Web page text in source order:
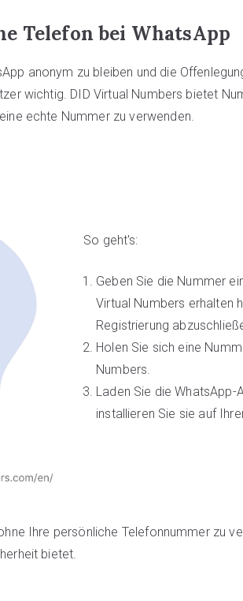
Telefon bei WhatsApp
anonym zu bleiben und die
wichtig. DID Virtual Numbers bietet
echte Nummer zu verwenden.
So geht's:
Geben Sie die Nummer
Virtual Numbers erhalten
Registrierung
Holen Sie sich eine
Numbers.
Laden Sie die WhatsApp-
installieren Sie sie auf
Ihre persönliche Telefonnummer zu
bietet.